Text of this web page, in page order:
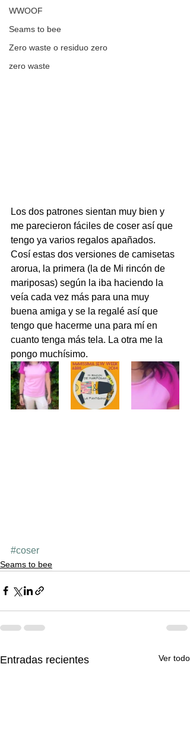
WWOOF
Seams to bee
Zero waste o residuo zero
zero waste
Los dos patrones sientan muy bien y
me parecieron fáciles de coser así que
tengo ya varios regalos apañados.
Cosí estas dos versiones de camisetas
arorua, la primera (la de Mi rincón de
mariposas) según la iba haciendo la
veía cada vez más para una muy
buena amiga y se la regalé así que
tengo que hacerme una para mí en
cuanto tenga más tela. La otra me la
pongo muchísimo.
#coser
Seams to bee
Entradas recientes Ver todo